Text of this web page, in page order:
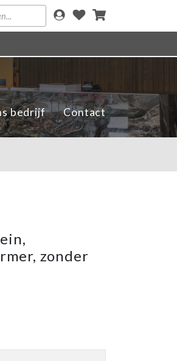
bedrijf Contact
zonder